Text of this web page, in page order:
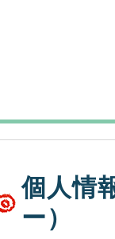
個人情
ー）